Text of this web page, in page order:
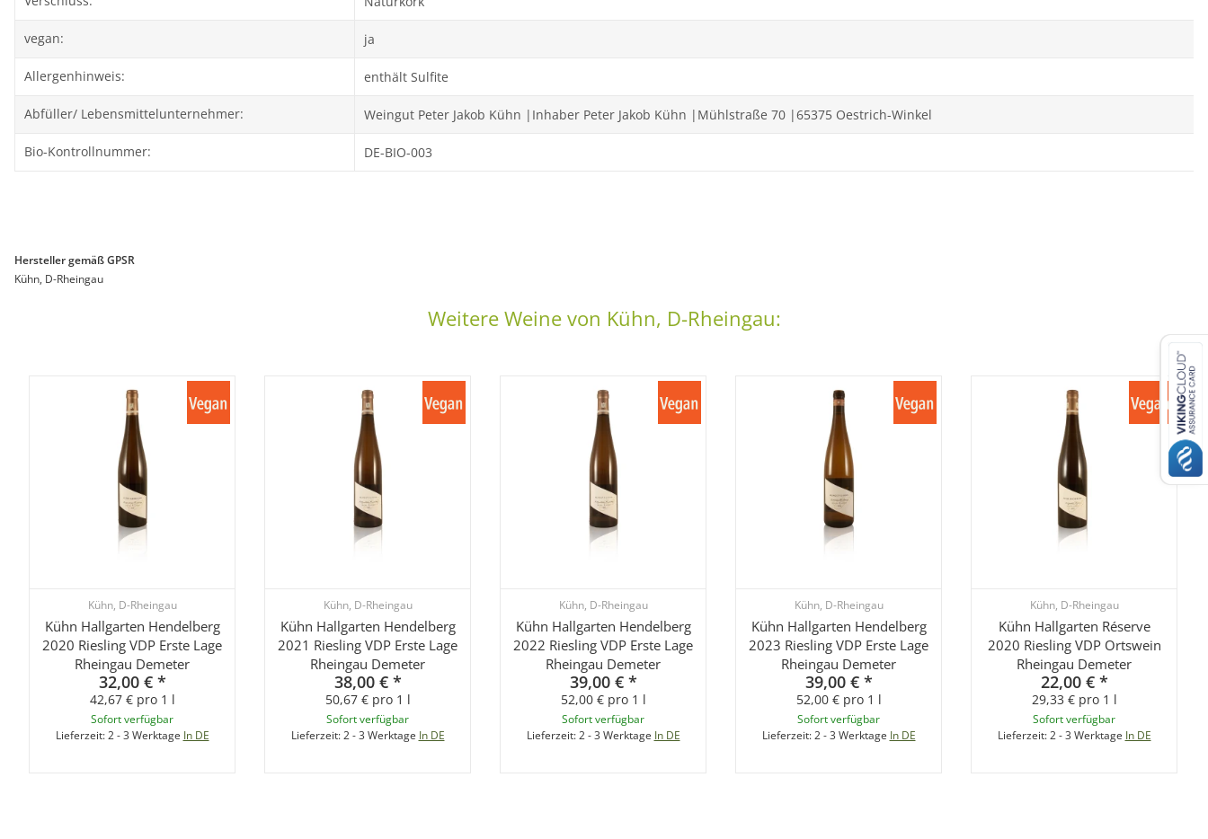
vegan: ja
Allergenhinweis: enthält Sulfite
Abfüller/ Lebensmittelunternehmer: Weingut Peter Jakob Kühn |Inhaber Peter Jakob Kühn |Mühlstraße 70 |65375 Oestrich-Winkel
Bio-Kontrollnummer: DE-BIO-003
Hersteller gemäß GPSR
Kühn, D-Rheingau
Weitere Weine von Kühn, D-Rheingau:
Kühn, D-Rheingau
Kühn Hallgarten Hendelberg
2020 Riesling VDP Erste Lage
Rheingau Demeter
32,00 € *
42,67 € pro 1 l
Sofort verfügbar
Lieferzeit:2 - 3 Werktage In DE
Kühn, D-Rheingau
Kühn Hallgarten Hendelberg
2021 Riesling VDP Erste Lage
Rheingau Demeter
38,00 € *
50,67 € pro 1 l
Sofort verfügbar
Lieferzeit:2 - 3 Werktage In DE
Kühn, D-Rheingau
Kühn Hallgarten Hendelberg
2022 Riesling VDP Erste Lage
Rheingau Demeter
39,00 € *
52,00 € pro 1 l
Sofort verfügbar
Lieferzeit:2 - 3 Werktage In DE
Kühn, D-Rheingau
Kühn Hallgarten Hendelberg
2023 Riesling VDP Erste Lage
Rheingau Demeter
39,00 € *
52,00 € pro 1 l
Sofort verfügbar
Lieferzeit:2 - 3 Werktage In DE
Kühn, D-Rheingau
Kühn Hallgarten Réserve
2020 Riesling VDP Ortswein
Rheingau Demeter
22,00 € *
29,33 € pro 1 l
Sofort verfügbar
Lieferzeit:2 - 3 Werktage In DE